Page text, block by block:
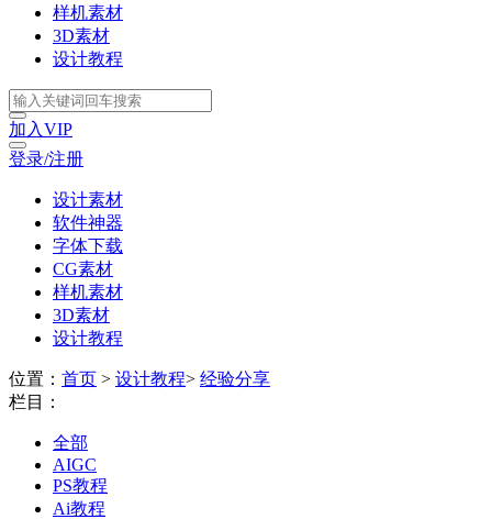
样机素材
3D素材
设计教程
加入VIP
登录/注册
设计素材
软件神器
字体下载
CG素材
样机素材
3D素材
设计教程
位置： 首页 > 设计教程> 经验分享
栏目：
全部
AIGC
PS教程
Ai教程